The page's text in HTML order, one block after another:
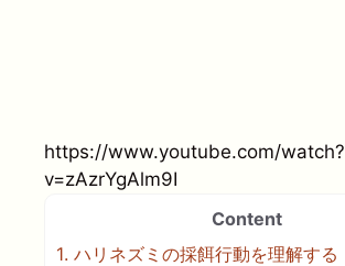
https://www.youtube.com/watch?
v=zAzrYgAlm9I
Content
1. ハリネズミの採餌行動を理解する